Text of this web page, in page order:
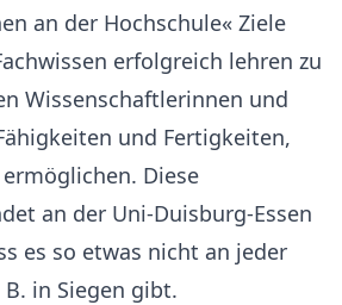
an der Hochschule« Ziele
erfolgreich lehren zu
Wissenschaftlerinnen und
und Fertigkeiten,
Diese
an der Uni-Duisburg-Essen
es so etwas nicht an jeder
in Siegen gibt.